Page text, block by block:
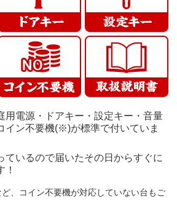
用電源・ドアキー・設定キー・音量
イン不要機(※)が標準で付いていま
ているので届いたその日からすぐに
、コイン不要機が対応していない台もご